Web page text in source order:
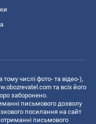
тому числі фото- та відео-),
та всіх його
заборонено.
письмового дозволу
посилання на сайт
письмового